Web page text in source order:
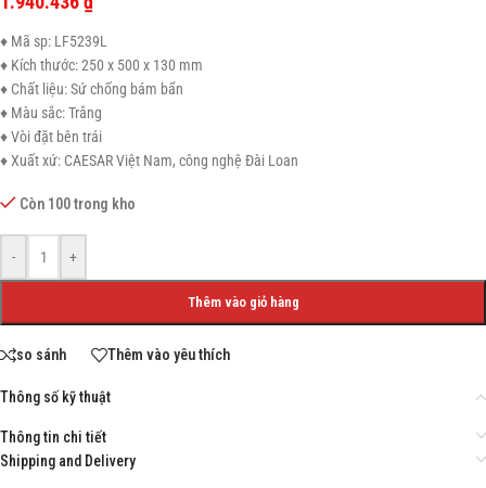
♦ Mã sp: LF5239L
♦ Kích thước: 250 x 500 x 130 mm
♦ Chất liệu: Sứ chống bám bẩn
♦ Màu sắc: Trắng
♦ Vòi đặt bên trái
♦ Xuất xứ: CAESAR Việt Nam, công nghệ Đài Loan
Còn 100 trong kho
- +
Thêm vào giỏ hàng
so sánh Thêm vào yêu thích
Thông số kỹ thuật
Thông tin chi tiết
Shipping and Delivery